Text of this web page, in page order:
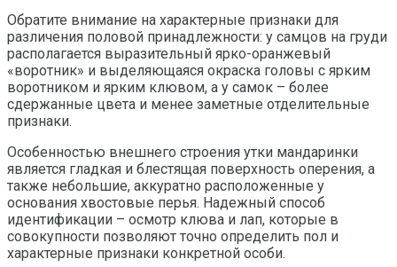
Обратите внимание на характерные признаки для
различения половой принадлежности: у самцов на груди
располагается выразительный ярко-оранжевый
«воротник» и выделяющаяся окраска головы с ярким
воротником и ярким клювом, а у самок – более
сдержанные цвета и менее заметные отделительные
признаки.
Особенностью внешнего строения утки мандаринки
является гладкая и блестящая поверхность оперения, а
также небольшие, аккуратно расположенные у
основания хвостовые перья. Надежный способ
идентификации – осмотр клюва и лап, которые в
совокупности позволяют точно определить пол и
характерные признаки конкретной особи.